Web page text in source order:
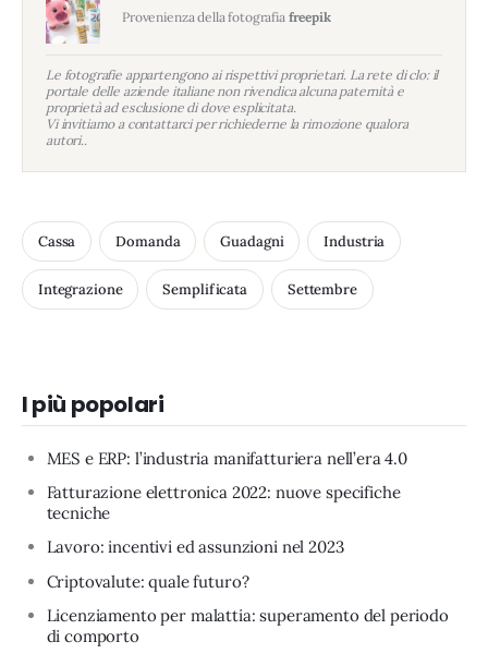
Provenienza della fotografia freepik
Le fotografie appartengono ai rispettivi proprietari. La rete di clo: il
portale delle aziende italiane non rivendica alcuna paternità e
proprietà ad esclusione di dove esplicitata.
Vi invitiamo a contattarci per richiederne la rimozione qualora
autori..
Cassa Domanda Guadagni Industria
Integrazione Semplificata Settembre
I più popolari
MES e ERP: l’industria manifatturiera nell’era 4.0
Fatturazione elettronica 2022: nuove specifiche
tecniche
Lavoro: incentivi ed assunzioni nel 2023
Criptovalute: quale futuro?
Licenziamento per malattia: superamento del periodo
di comporto